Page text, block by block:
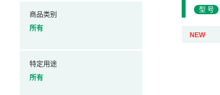
型号
NEW
商品类别
所有
特定用途
所有